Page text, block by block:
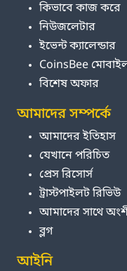
কিভাবে কাজ করে
নিউজলেটার
ইভেন্ট ক্যালেন্ডার
CoinsBee
বিশেষ অফার
আমাদের সম্পর্কে
আমাদের ইতিহাস
যেখানে পরিচিত
প্রেস রিসোর্স
ট্রাস্টপাইলট রিভিউ
আমাদের সাথে
ব্লগ
আইনি